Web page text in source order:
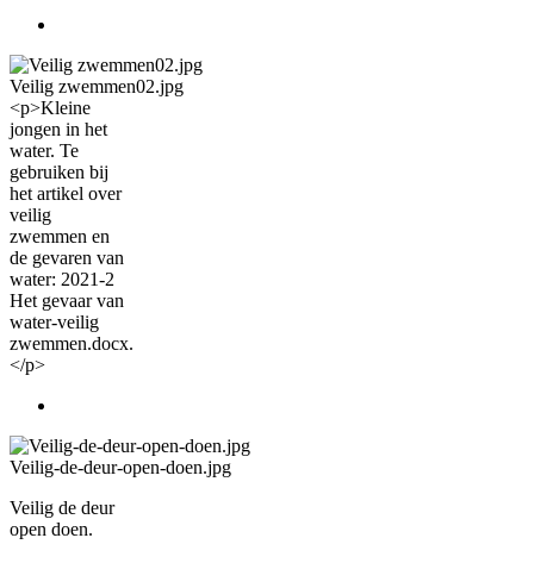
Veilig zwemmen02.jpg
<p>Kleine
jongen in het
water. Te
gebruiken bij
het artikel over
veilig
zwemmen en
de gevaren van
water: 2021-2
Het gevaar van
water-veilig
zwemmen.docx.
</p>
Veilig-de-deur-open-doen.jpg
Veilig de deur
open doen.